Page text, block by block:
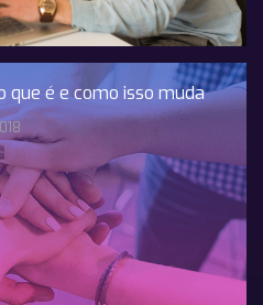
que é e como isso muda